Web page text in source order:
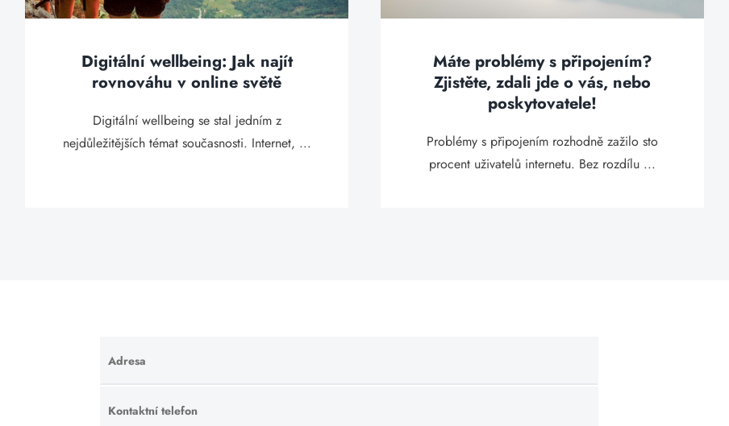
Digitální wellbeing: Jak najít
rovnováhu v online světě
Digitální wellbeing se stal jedním z
nejdůležitějších témat současnosti. Internet, ...
Máte problémy s připojením?
Zjistěte, zdali jde o vás, nebo
poskytovatele!
Problémy s připojením rozhodně zažilo sto
procent uživatelů internetu. Bez rozdílu ...
Adresa
Ponechte
toto pole
prázdné.
Kontaktní telefon
Ponechte